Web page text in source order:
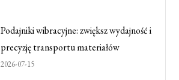
Podajniki wibracyjne: zwiększ wydajność i
precyzję transportu materiałów
2026-07-15